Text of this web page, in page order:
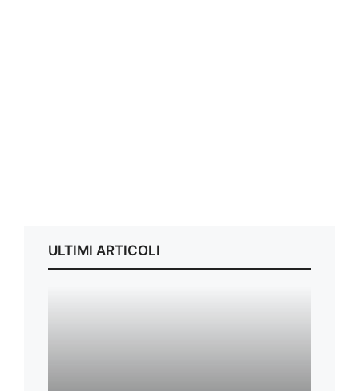
ULTIMI ARTICOLI